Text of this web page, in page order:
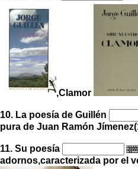
,Clamor
10. La poesía de Guillén
pura de Juan Ramón
11. Su poesía
adornos,caracterizada por el